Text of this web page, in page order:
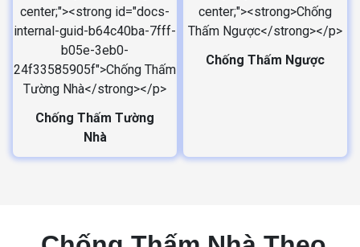
Chống Thấm Tường
Nhà
Chống Thấm Ngược